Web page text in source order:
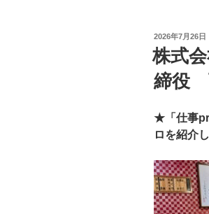
投
稿
日:
2026年7月26日
株式
締役
★「仕事
ロを紹介